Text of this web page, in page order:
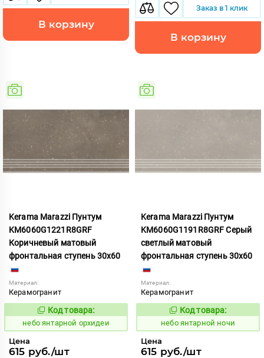
В корзину
Заказ в 1 клик
В корзину
Kerama Marazzi Пунтум
KM6060G1221R8GRF
Коричневый матовый
фронтальная ступень 30x60
Материал:
Керамогранит
1124814
Код товара:
небо янтарной орхидеи
Цена
615 руб./шт
Kerama Marazzi Пунтум
KM6060G1191R8GRF Серый
светлый матовый
фронтальная ступень 30x60
Материал:
Керамогранит
1124811
Код товара:
небо янтарной ночи
Цена
615 руб./шт